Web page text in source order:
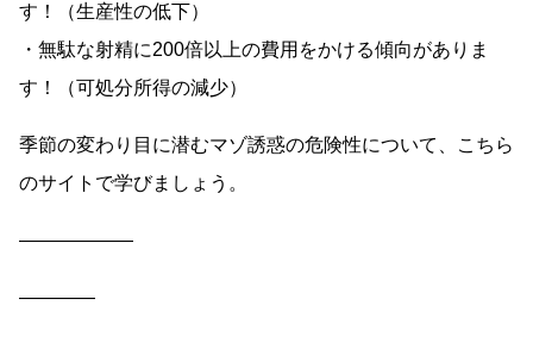
す！（生産性の低下）
・無駄な射精に200倍以上の費用をかける傾向がありま
す！（可処分所得の減少）
季節の変わり目に潜むマゾ誘惑の危険性について、こちら
のサイトで学びましょう。
――――――
――――